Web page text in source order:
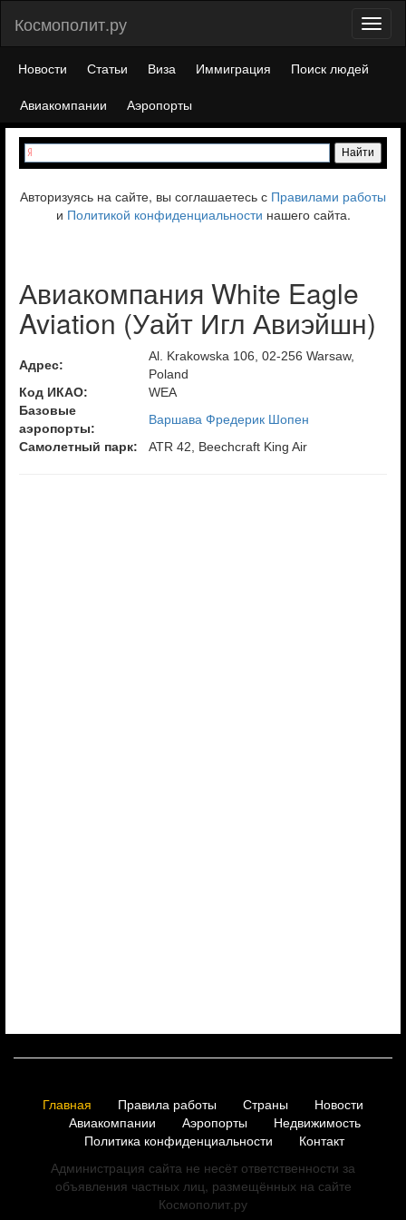
Космополит.ру
Новости Статьи Виза Иммиграция
Поиск людей
Авиакомпании
Аэропорты
Авторизуясь на сайте, вы соглашаетесь с Правилами работы
и Политикой конфиденциальности нашего сайта.
Авиакомпания White Eagle
Aviation (Уайт Игл Авиэйшн)
Адрес:
Al. Krakowska 106, 02-256 Warsaw,
Poland
Код ИКАО:
WEA
Базовые
аэропорты:
Варшава Фредерик Шопен
Самолетный парк:
ATR 42, Beechcraft King Air
Главная Правила работы Страны
Новости
Авиакомпании
Аэропорты
Недвижимость
Политика конфиденциальности
Контакт
Администрация сайта не несёт ответственности за
объявления частных лиц, размещённых на сайте
Космополит.ру